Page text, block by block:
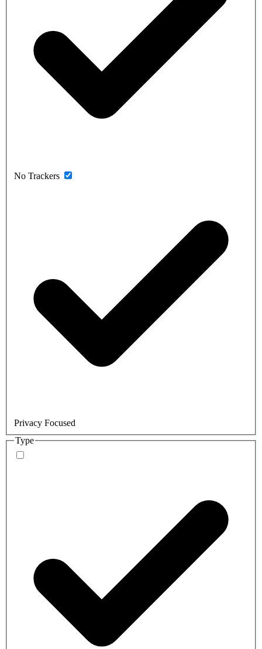
No Trackers
Privacy Focused
Type